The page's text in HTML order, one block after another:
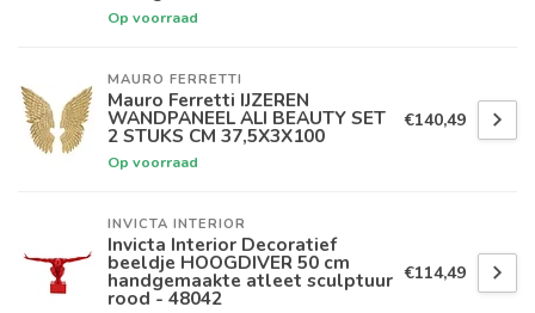
Op voorraad
MAURO FERRETTI
Mauro Ferretti IJZEREN
WANDPANEEL ALI BEAUTY SET
2 STUKS CM 37,5X3X100
Op voorraad
€140,49
INVICTA INTERIOR
Invicta Interior Decoratief
beeldje HOOGDIVER 50 cm
handgemaakte atleet sculptuur
rood - 48042
€114,49